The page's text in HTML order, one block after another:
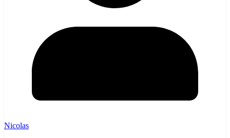
Nicolas